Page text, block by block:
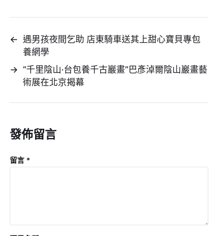
← 遇男孩夜間乞助 店東騎車送其上甜心寶貝專包
養網學
→ “千里陰山·台包養千古巖畫”巴彥淖爾陰山巖畫藝
術展在北京揭幕
發佈留言
留言 *